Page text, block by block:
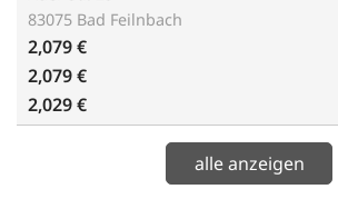
83075 Bad Feilnbach
2,079 €
2,079 €
2,029 €
alle anzeigen